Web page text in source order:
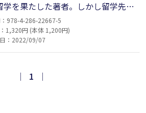
学を果たした著者。しかし留学先の
ダで交通事故に遭い、人生が一変す
命はとりとめたが高次脳機能障害を
記憶が困難に。社会復帰を目指し作
ために挫折──学生時代からともに
：978-4-286-22667-5
1,320円 (本体 1,200円)
：2022/09/07
｜ 1 ｜